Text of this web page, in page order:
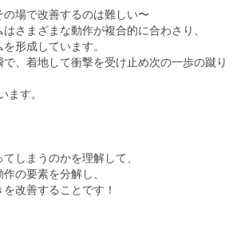
場で改善するのは難しい〜
さまざまな動作が複合的に合わさり、
形成しています。
で、着地して衝撃を受け止め次の一歩の蹴り
ます。
しまうのかを理解して、
の要素を分解し、
改善することです！